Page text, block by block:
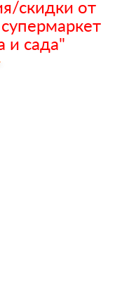
скидки от
и сада"